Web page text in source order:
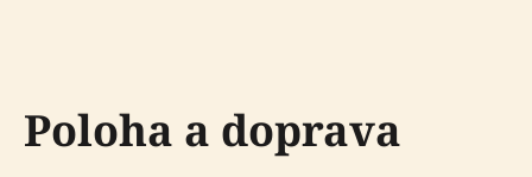
Poloha a doprava